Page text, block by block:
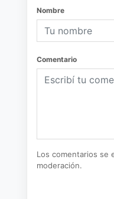
Nombre
Comentario
Los comentarios se
moderación.